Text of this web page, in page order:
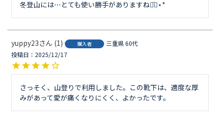
yuppy23 1 購入者 三重県60代
投稿日
2025/12/17
さっそく、山登りで利用しました。この靴下は、適度な厚
みがあって愛が痛くなりにくく、よかったです。